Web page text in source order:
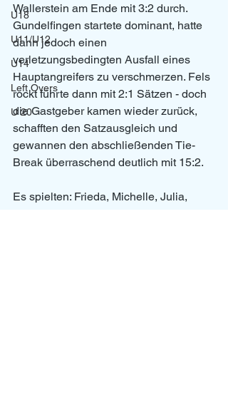
U18
U11/U12
U14
Left Overs
U 20
Wallerstein am Ende mit 3:2 durch.
Gundelfingen startete dominant, hatte
dann jedoch einen
verletzungsbedingten Ausfall eines
Hauptangreifers zu verschmerzen. Fels
rockt führte dann mit 2:1 Sätzen - doch
die Gastgeber kamen wieder zurück,
schafften den Satzausgleich und
gewannen den abschließenden Tie-
Break überraschend deutlich mit 15:2.
Es spielten: Frieda, Michelle, Julia,